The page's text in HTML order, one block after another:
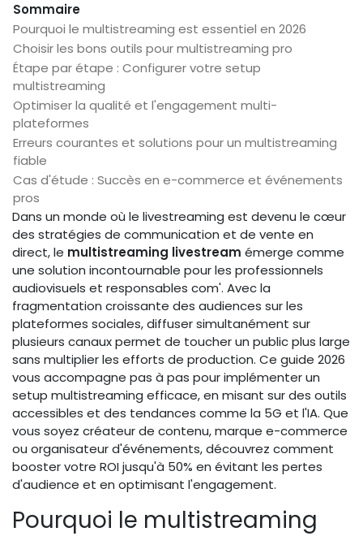
Sommaire
Pourquoi le multistreaming est essentiel en 2026
Choisir les bons outils pour multistreaming pro
Étape par étape : Configurer votre setup
multistreaming
Optimiser la qualité et l'engagement multi-
plateformes
Erreurs courantes et solutions pour un multistreaming
fiable
Cas d'étude : Succès en e-commerce et événements
pros
Dans un monde où le livestreaming est devenu le cœur
des stratégies de communication et de vente en
direct, le multistreaming livestream émerge comme
une solution incontournable pour les professionnels
audiovisuels et responsables com'. Avec la
fragmentation croissante des audiences sur les
plateformes sociales, diffuser simultanément sur
plusieurs canaux permet de toucher un public plus large
sans multiplier les efforts de production. Ce guide 2026
vous accompagne pas à pas pour implémenter un
setup multistreaming efficace, en misant sur des outils
accessibles et des tendances comme la 5G et l'IA. Que
vous soyez créateur de contenu, marque e-commerce
ou organisateur d'événements, découvrez comment
booster votre ROI jusqu'à 50% en évitant les pertes
d'audience et en optimisant l'engagement.
Pourquoi le multistreaming